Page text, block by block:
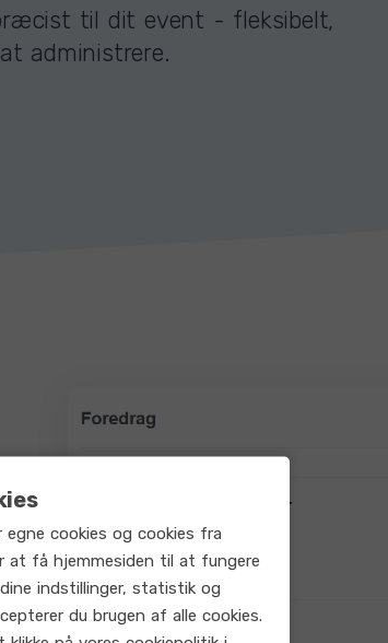
egne cookies og cookies fra
at få hjemmesiden til at fungere
indstillinger, statistik og
du brugen af alle cookies.
til dit event - fleksibelt,
administrere.